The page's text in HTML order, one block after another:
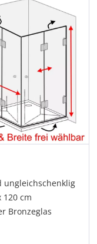
ungleichschenklig
120 cm
Bronzeglas